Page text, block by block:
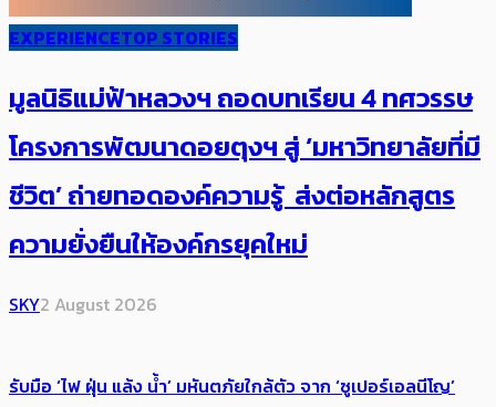
EXPERIENCETOP STORIES
มูลนิธิแม่ฟ้าหลวงฯ ถอดบทเรียน 4 ทศวรรษ
โครงการพัฒนาดอยตุงฯ สู่ ‘มหาวิทยาลัยที่มี
ชีวิต’ ถ่ายทอดองค์ความรู้ ส่งต่อหลักสูตร
ความยั่งยืนให้องค์กรยุคใหม่
SKY2 August 2026
รับมือ ‘ไฟ ฝุ่น แล้ง น้ำ’ มหันตภัยใกล้ตัว จาก ‘ซูเปอร์เอลนีโญ’